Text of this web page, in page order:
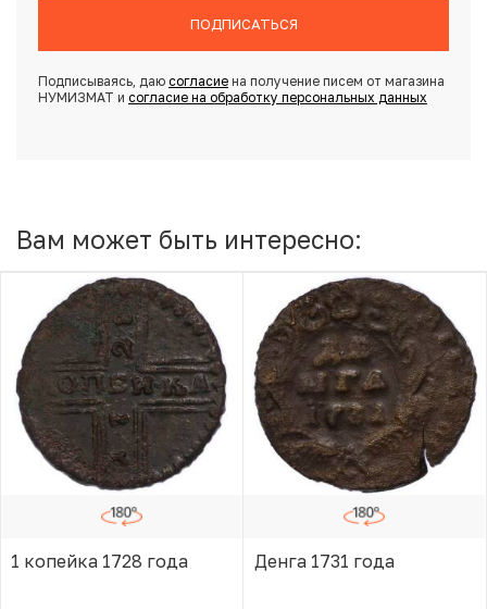
ПОДПИСАТЬСЯ
Подписываясь, даю согласиена получение писем от магазина
НУМИЗМАТ и согласие на обработку персональных данных
Вам может быть интересно:
1 копейка 1728 года Денга 1731 года